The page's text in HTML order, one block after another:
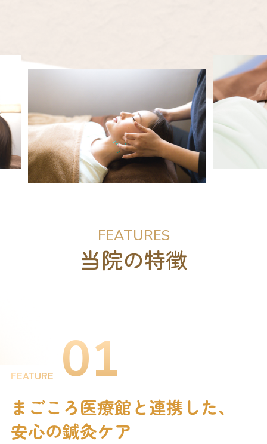
FEATURES
当院の特徴
FEATURE 01
まごころ医療館と連携した、
安心の鍼灸ケア